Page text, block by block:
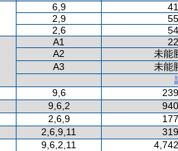
6,9
2,9
2,6
A1
A2
未能
A3
未能
9,6
9,6,2
2,6,9
2,6,9,11
9,6,2,11